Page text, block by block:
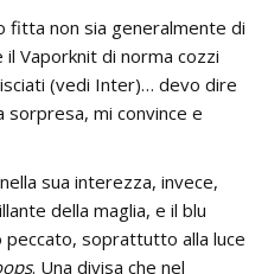
fitta non sia generalmente di
Vaporknit di norma cozzi
(vedi Inter)… devo dire
sorpresa, mi convince e
sua interezza, invece,
della maglia, e il blu
peccato, soprattutto alla luce
. Una divisa che nel